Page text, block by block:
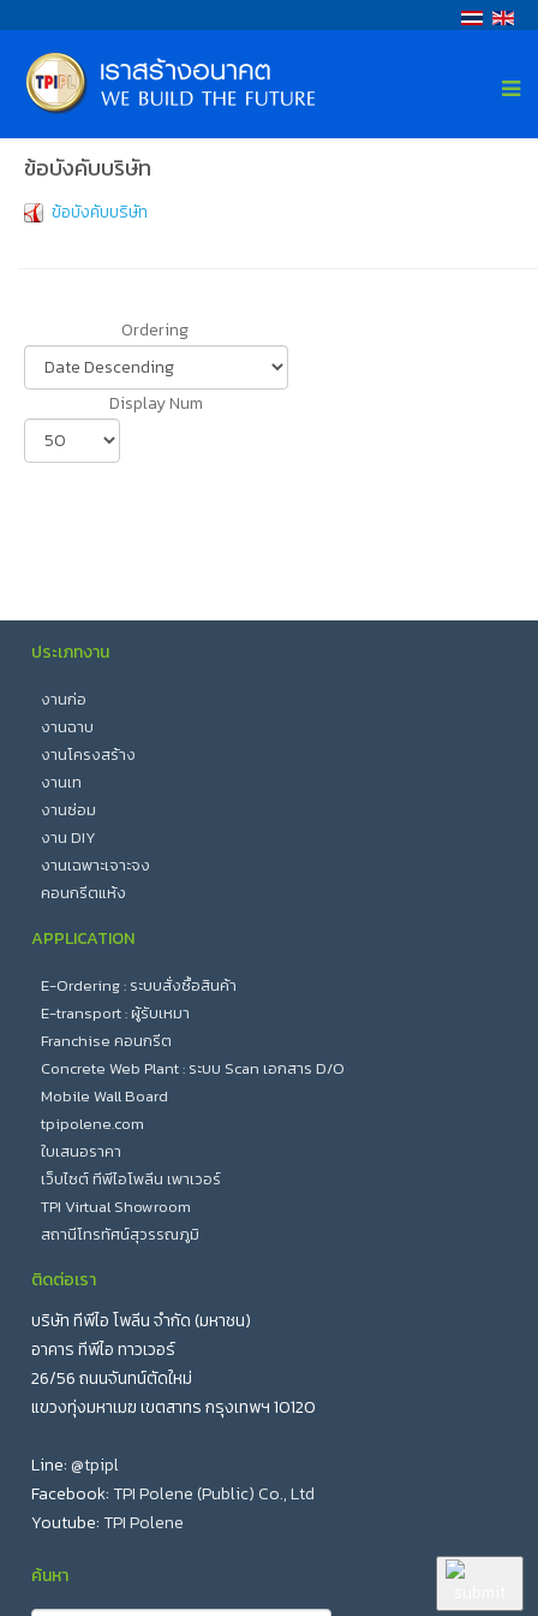
ข้อบังคับบริษัท
ข้อบังคับบริษัท
Ordering
Display Num
ประเภทงาน
งานก่อ
งานฉาบ
งานโครงสร้าง
งานเท
งานซ่อม
งาน DIY
งานเฉพาะเจาะจง
คอนกรีตแห้ง
APPLICATION
E-Ordering : ระบบสั่งซื้อสินค้า
E-transport : ผู้รับเหมา
Franchise คอนกรีต
Concrete Web Plant : ระบบ Scan เอกสาร D/O
Mobile Wall Board
tpipolene.com
ใบเสนอราคา
เว็บไซต์ ทีพีไอโพลีน เพาเวอร์
TPI Virtual Showroom
สถานีโทรทัศน์สุวรรณภูมิ
ติดต่อเรา
บริษัท ทีพีไอ โพลีน จำกัด (มหาชน)
อาคาร ทีพีไอ ทาวเวอร์
26/56 ถนนจันทน์ตัดใหม่
แขวงทุ่งมหาเมฆ เขตสาทร กรุงเทพฯ 10120
Line:@tpipl
Facebook:TPI Polene (Public) Co., Ltd
Youtube:TPI Polene
ค้นหา